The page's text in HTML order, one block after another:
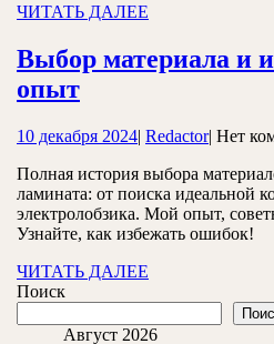
ЧИТАТЬ ДАЛЕЕ
Выбор материала и
опытВыбор
и
инструментов
мой
опыт
10 декабря 202410
2024
| RedactorRedactor
| Нет
Полная история выбора
ламината: от поиска идеальной
электролобзика. Мой опыт,
Узнайте, как избежать ошибок!
ЧИТАТЬ ДАЛЕЕ
Поиск
Август 2026